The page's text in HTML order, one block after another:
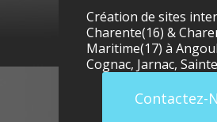
Création de sites
Charente(16) &
Maritime(17) à
Cognac, Jarnac,
Contactez-